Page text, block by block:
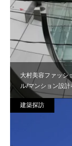
大村美容ファッシ
ル/マンション設
建築探訪